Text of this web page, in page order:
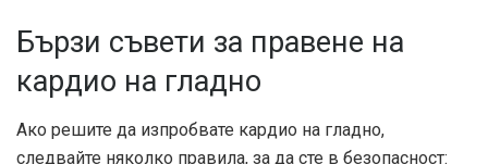
Бързи съвети за правене на
кардио на гладно
Ако решите да изпробвате кардио на гладно,
следвайте няколко правила, за да сте в безопасност: